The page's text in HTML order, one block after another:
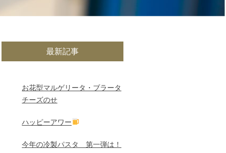
最新記事
お花型マルゲリータ・ブラータ
チーズのせ
ハッピーアワー
今年の冷製パスタ 第一弾は！